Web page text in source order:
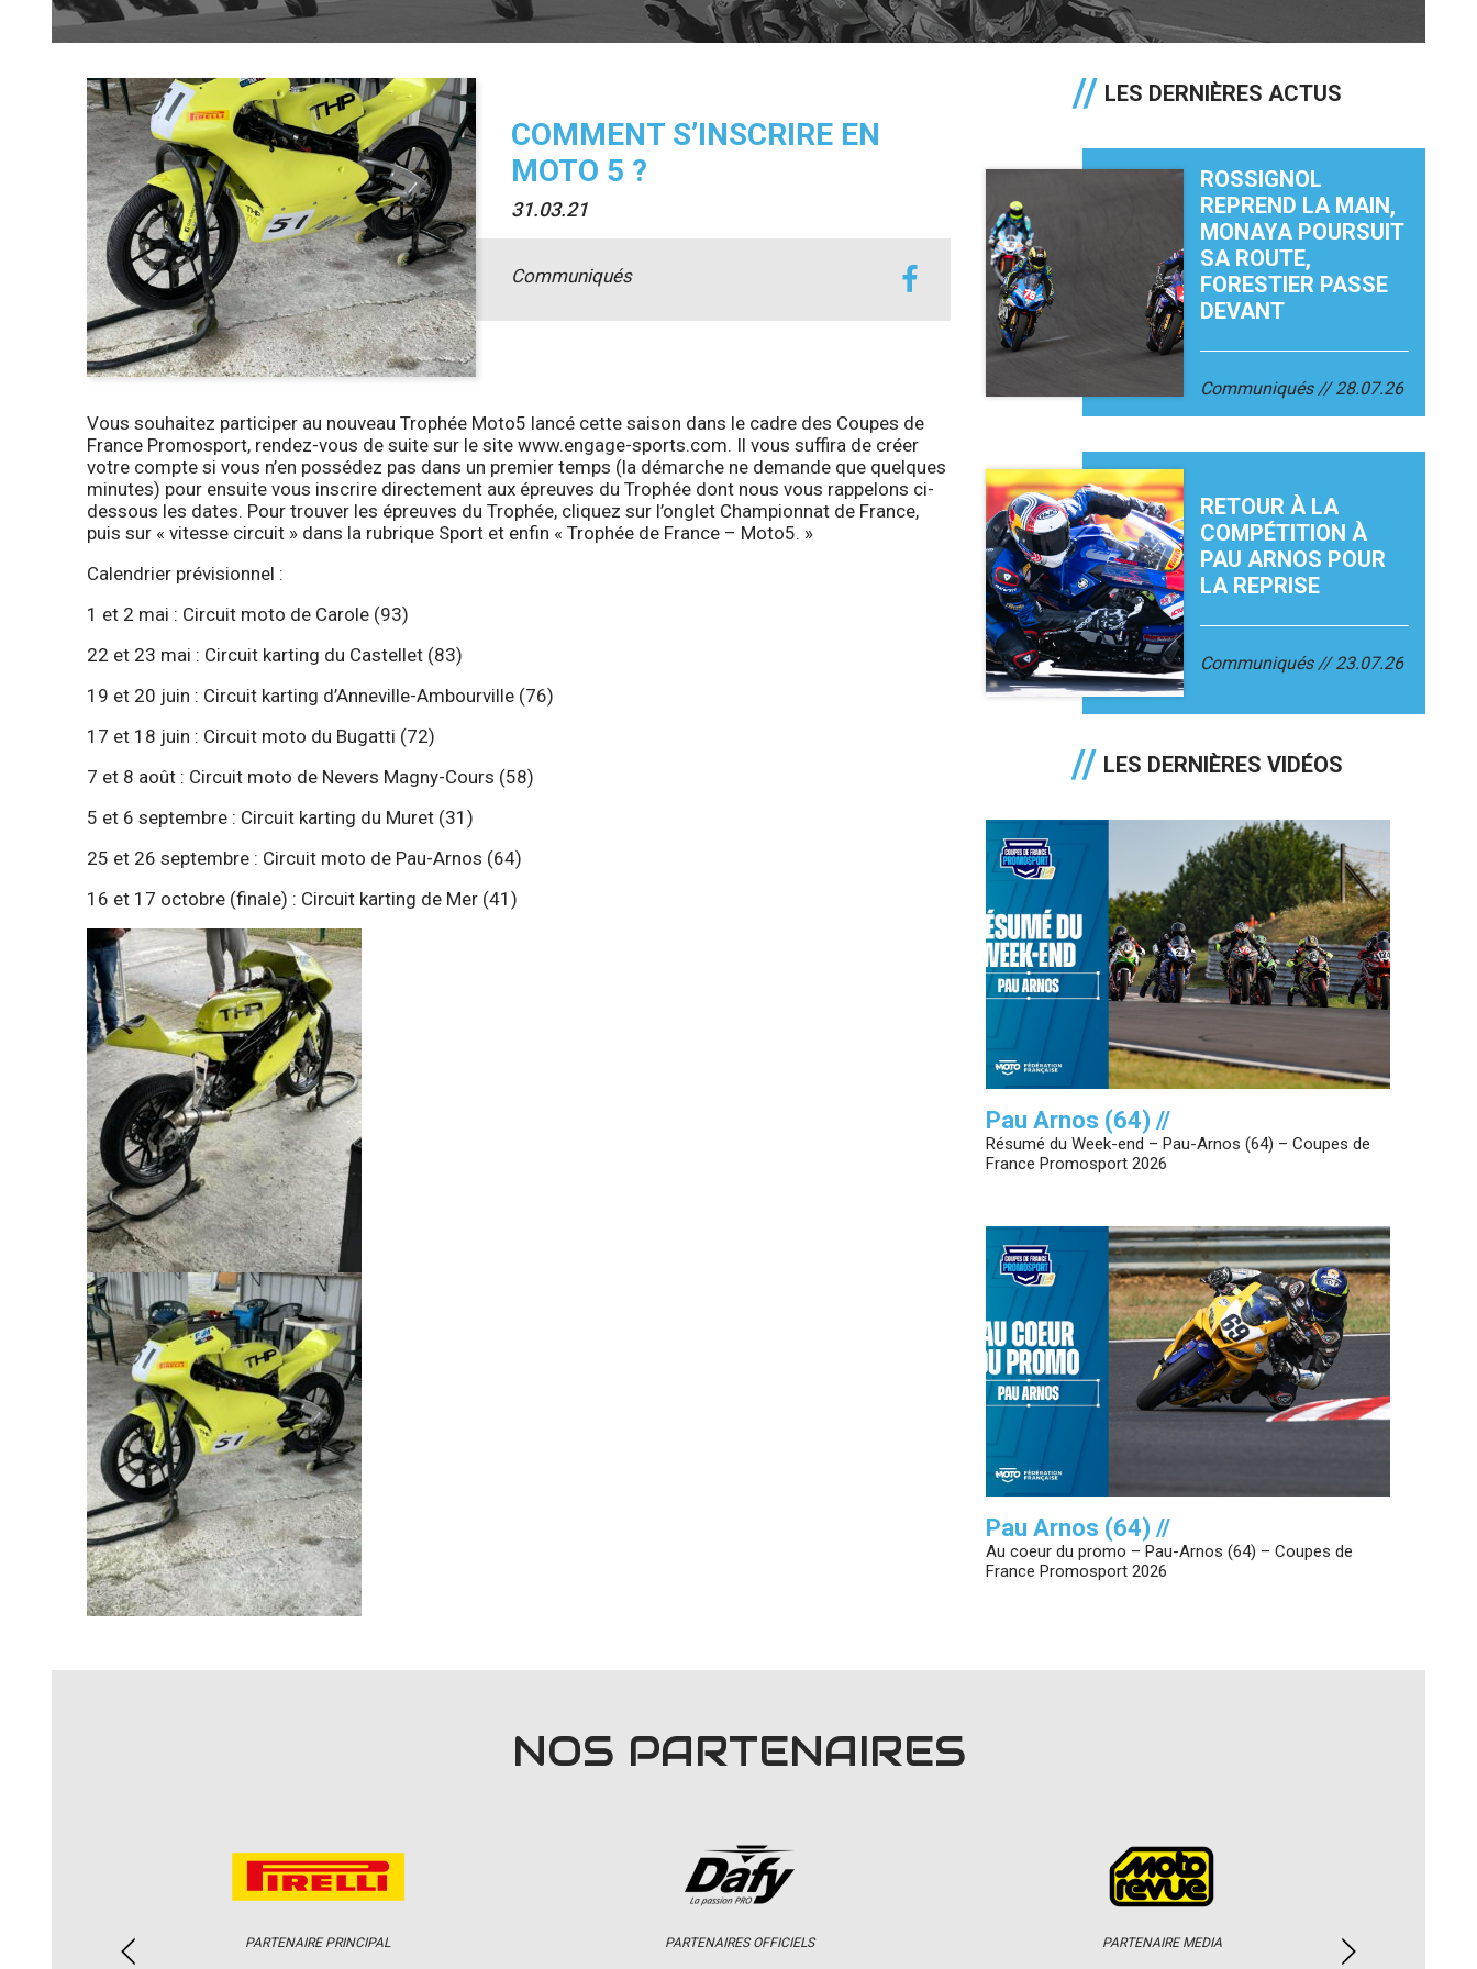
COMMENT S’INSCRIRE EN
MOTO 5 ?
31.03.21
Communiqués
Vous souhaitez participer au nouveau Trophée Moto5 lancé cette saison dans le cadre des Coupes de
France Promosport, rendez-vous de suite sur le site www.engage-sports.com. Il vous suffira de créer
votre compte si vous n’en possédez pas dans un premier temps (la démarche ne demande que quelques
minutes) pour ensuite vous inscrire directement aux épreuves du Trophée dont nous vous rappelons ci-
dessous les dates. Pour trouver les épreuves du Trophée, cliquez sur l’onglet Championnat de France,
puis sur « vitesse circuit » dans la rubrique Sport et enfin « Trophée de France – Moto5. »
Calendrier prévisionnel :
1 et 2 mai : Circuit moto de Carole (93)
22 et 23 mai : Circuit karting du Castellet (83)
19 et 20 juin : Circuit karting d’Anneville-Ambourville (76)
17 et 18 juin : Circuit moto du Bugatti (72)
7 et 8 août : Circuit moto de Nevers Magny-Cours (58)
5 et 6 septembre : Circuit karting du Muret (31)
25 et 26 septembre : Circuit moto de Pau-Arnos (64)
16 et 17 octobre (finale) : Circuit karting de Mer (41)
LES DERNIÈRES ACTUS
ROSSIGNOL
REPREND LA MAIN,
MONAYA POURSUIT
SA ROUTE,
FORESTIER PASSE
DEVANT
Communiqués 28.07.26
RETOUR À LA
COMPÉTITION À
PAU ARNOS POUR
LA REPRISE
Communiqués 23.07.26
LES DERNIÈRES VIDÉOS
Pau Arnos (64) //
Résumé du Week-end – Pau-Arnos (64) – Coupes de
France Promosport 2026
Pau Arnos (64) //
Au coeur du promo – Pau-Arnos (64) – Coupes de
France Promosport 2026
NOS PARTENAIRES
PARTENAIRE PRINCIPAL PARTENAIRES OFFICIELS PARTENAIRE MEDIA